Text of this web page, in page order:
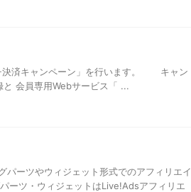
決済キャンペーン」を行います。 キャン
会員専用Webサービス「 ...
ーツやウィジェット形式でのアフィリエイ
ーツ・ウィジェットはLive!Adsアフィリエ